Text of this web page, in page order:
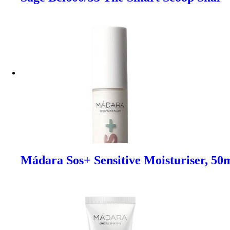
Mádara Sos+ Sensitive Moisturiser,